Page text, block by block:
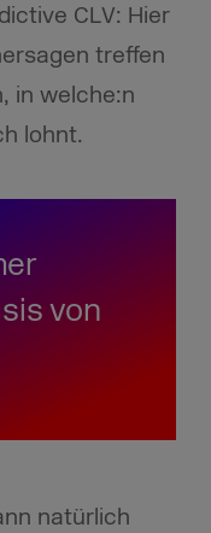
CLV: Hier
treffen
in welche:n
lohnt.
von
natürlich